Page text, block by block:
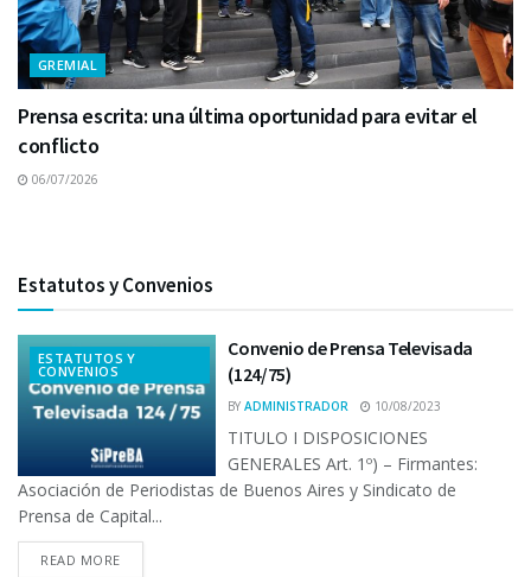
GREMIAL
Prensa escrita: una última oportunidad para evitar el
conflicto
06/07/2026
Estatutos y Convenios
ESTATUTOS Y
CONVENIOS
Convenio de Prensa Televisada
(124/75)
BY ADMINISTRADOR 10/08/2023
TITULO I DISPOSICIONES
GENERALES Art. 1º) – Firmantes:
Asociación de Periodistas de Buenos Aires y Sindicato de
Prensa de Capital...
READ MORE